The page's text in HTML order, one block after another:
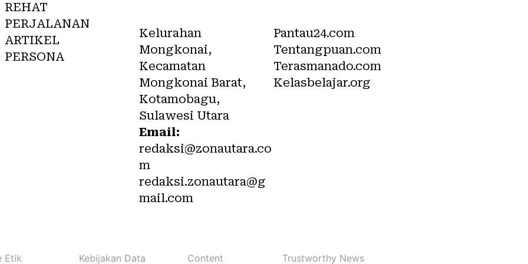
REHAT
PERJALANAN
ARTIKEL
PERSONA
Kelurahan
Mongkonai,
Kecamatan
Mongkonai Barat,
Kotamobagu,
Sulawesi Utara
Email:
redaksi@zonautara.co
m
redaksi.zonautara@g
mail.com
Pantau24.com
Tentangpuan.com
Terasmanado.com
Kelasbelajar.org
Etik Kebijakan Data Content Trustworthy News